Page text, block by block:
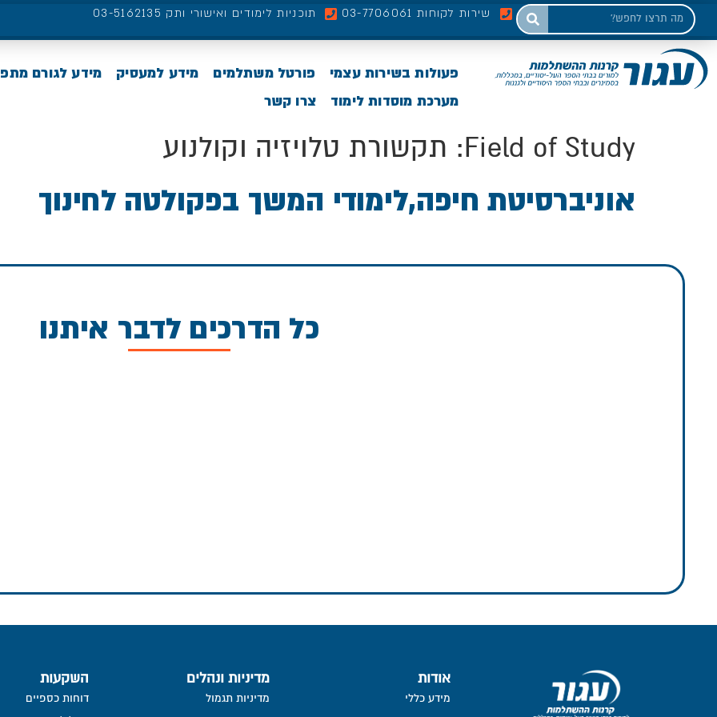
שירות לקוחות 03-7706061 תוכניות לימודים ואישורי ותק 03-5162135
פעולות בשירות עצמי פורטל משתלמים מידע למעסיק
מידע לגורם
מערכת מוסדות לימוד
צרו קשר
Field of Study: תקשורת טלויזיה וקולנוע
אוניברסיטת חיפה,לימודי המשך בפקולטה לחינוך
כל הדרכים לדבר איתנו
אודות
מידע כללי
מדיניות ונהלים
מדיניות תגמול
השקעות
דוחות כספיים